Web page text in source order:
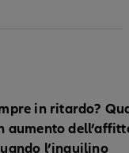
in ritardo?
aumento
l’inquilino